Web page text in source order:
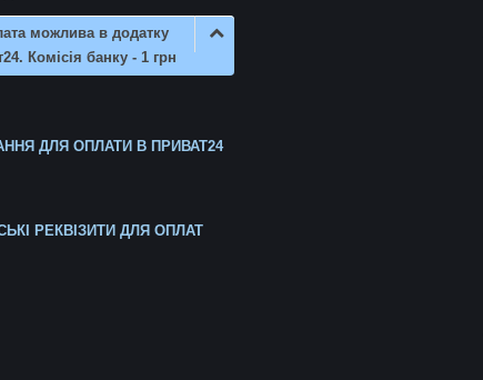
можлива в додатку
Комісія банку - 1 грн
ДЛЯ ОПЛАТИ В ПРИВАТ24
РЕКВІЗИТИ ДЛЯ ОПЛАТ